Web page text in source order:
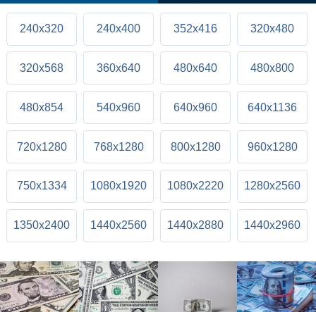
240x320 240x400 352x416 320x480
320x568 360x640 480x640 480x800
480x854 540x960 640x960 640x1136
720x1280 768x1280 800x1280 960x1280
750x1334 1080x1920 1080x2220 1280x2560
1350x2400 1440x2560 1440x2880 1440x2960